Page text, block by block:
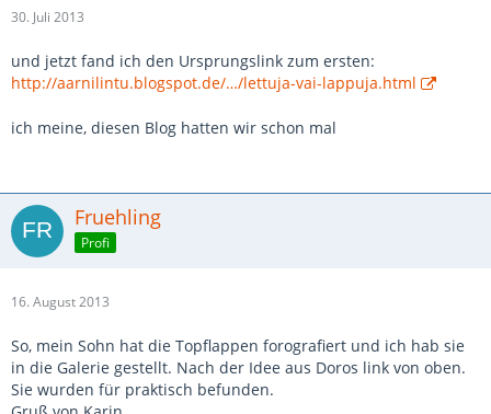
30. Juli 2013
und jetzt fand ich den Ursprungslink zum ersten:
http://aarnilintu.blogspot.de/…/lettuja-vai-lappuja.html
ich meine, diesen Blog hatten wir schon mal
Fruehling
Profi
16. August 2013
So, mein Sohn hat die Topflappen forografiert und ich hab sie
in die Galerie gestellt. Nach der Idee aus Doros link von oben.
Sie wurden für praktisch befunden.